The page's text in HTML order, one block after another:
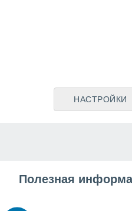
НАСТРОЙКИ
Полезная